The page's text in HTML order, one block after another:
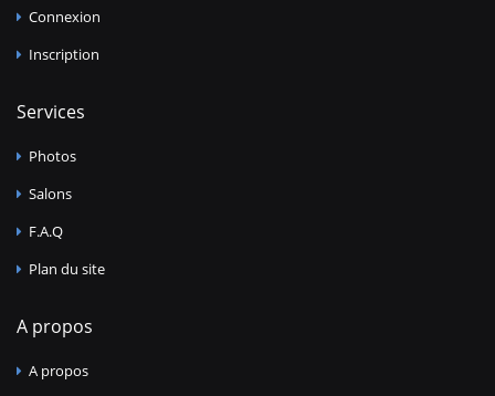
Connexion
Inscription
Services
Photos
Salons
F.A.Q
Plan du site
A propos
A propos